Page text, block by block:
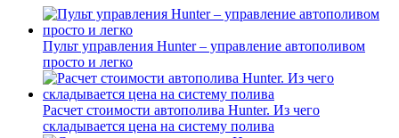
Пульт управления Hunter – управление автополивом
просто и легко
Расчет стоимости автополива Hunter. Из чего
складывается цена на систему полива